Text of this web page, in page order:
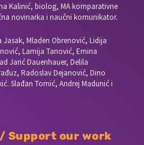
Kalinić, biolog, MA komparativne
novinarka i naučni komunikator.
Mladen Obrenović, Lidija
Lamija Tanović, Emina
Jarić Dauenhauer, Delila
Radoslav Dejanović, Dino
Slađan Tomić, Andrej Madunić i
Support our work